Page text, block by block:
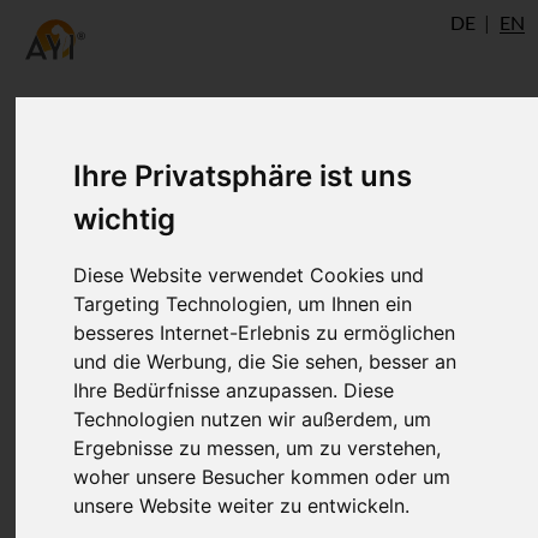
Ihre Privatsphäre ist uns
wichtig
Diese Website verwendet Cookies und
Targeting Technologien, um Ihnen ein
besseres Internet-Erlebnis zu ermöglichen
und die Werbung, die Sie sehen, besser an
Ihre Bedürfnisse anzupassen. Diese
Technologien nutzen wir außerdem, um
Ergebnisse zu messen, um zu verstehen,
woher unsere Besucher kommen oder um
unsere Website weiter zu entwickeln.
DE EN
Hatha yoga Pradipika -
Chapter 2: Pranayama, Sat-
Kriya and Kumbhaka
The second chapter of Svatmarama’s
Hatha yoga Pradipika, „Dvitiyo Padeshah“,
tells us about Pranayama, Kumbhaka and
Sat-Kriya as well as Sat-Karma.